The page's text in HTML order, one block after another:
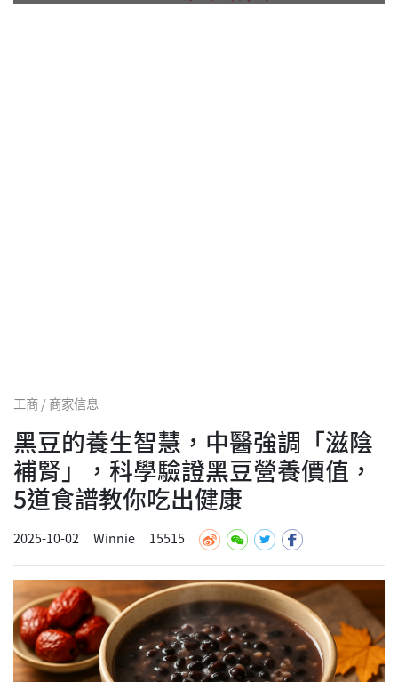
工商 / 商家信息
黑豆的養生智慧，中醫強調「滋陰
補腎」，科學驗證黑豆營養價值，
5道食譜教你吃出健康
2025-10-02 Winnie 15515